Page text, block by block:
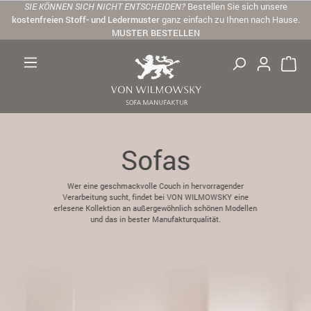
Zum Hauptinhalt springen
SIE KÖNNEN SICH NICHT ENTSCHEIDEN? Bestellen Sie sich unsere
kostenfreien Stoff- und Ledermusterganz einfach zu Ihnen nach Hause.
MUSTER BESTELLEN
Sofas
Wer eine geschmackvolle Couch in hervorragender
Verarbeitung sucht, findet bei VON WILMOWSKY eine
erlesene Kollektion an außergewöhnlich schönen Modellen
und das in bester Manufakturqualität.